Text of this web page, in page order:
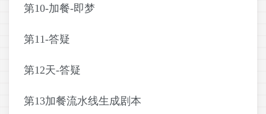
第10-加餐-即梦
第11-答疑
第12天-答疑
第13加餐流水线生成剧本